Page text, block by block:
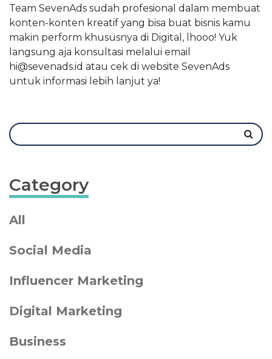
Team SevenAds sudah profesional dalam membuat
konten-konten kreatif yang bisa buat bisnis kamu
makin perform khususnya di Digital, lhooo! Yuk
langsung aja konsultasi melalui email
hi@sevenads.id atau cek di website SevenAds
untuk informasi lebih lanjut ya!
Category
All
Social Media
Influencer Marketing
Digital Marketing
Business